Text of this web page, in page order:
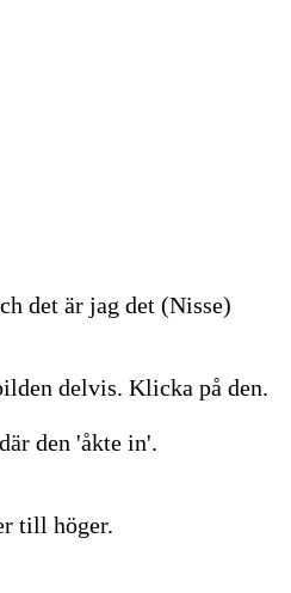
det är jag det (Nisse)
delvis. Klicka på den.
den 'åkte in'.
till höger.